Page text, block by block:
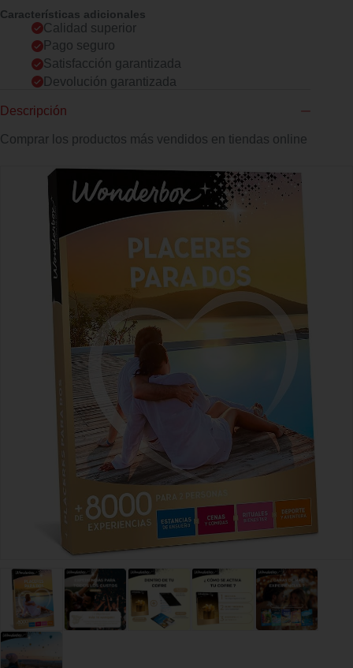
Características adicionales
Calidad superior
Pago seguro
Satisfacción garantizada
Devolución garantizada
Descripción
Comprar los productos más vendidos en tiendas online